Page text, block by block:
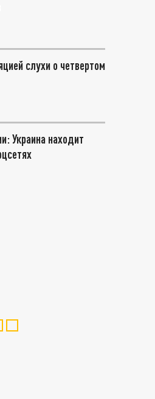
слухи о четвертом
Украина находит